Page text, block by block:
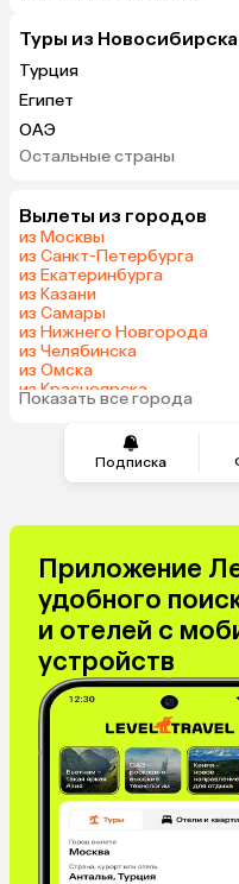
Подписка
Туры из
Турция
Египет
ОАЭ
Гонконг
Остальные страны
Вылеты из городов
из Москвы
из Санкт-Петербурга
из Екатеринбурга
из Казани
из Самары
из Нижнего Новгорода
из Челябинска
из Омска
из Красноярска
из Волгограда
Показать все города
Приложение
удобного
и отелей с
устройств